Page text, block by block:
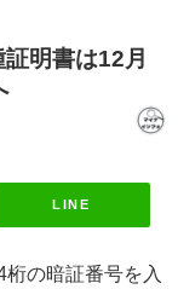
明書は12月
LINE
桁の暗証番号を入